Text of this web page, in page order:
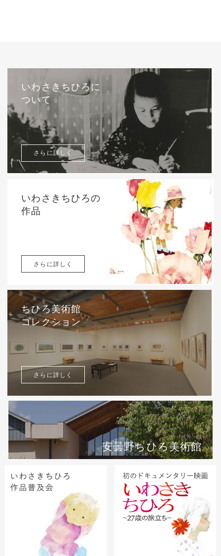
いわさきちひろに
ついて
さらに詳しく
いわさきちひろの
作品
さらに詳しく
ちひろ美術館
コレクション
さらに詳しく
安曇野ちひろ美術館